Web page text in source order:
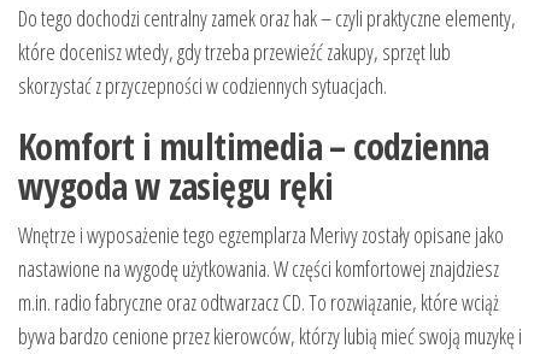
Do tego dochodzi centralny zamek oraz hak – czyli praktyczne elementy,
które docenisz wtedy, gdy trzeba przewieźć zakupy, sprzęt lub
skorzystać z przyczepności w codziennych sytuacjach.
Komfort i multimedia – codzienna
wygoda w zasięgu ręki
Wnętrze i wyposażenie tego egzemplarza Merivy zostały opisane jako
nastawione na wygodę użytkowania. W części komfortowej znajdziesz
m.in. radio fabryczne oraz odtwarzacz CD. To rozwiązanie, które wciąż
bywa bardzo cenione przez kierowców, którzy lubią mieć swoją muzykę i